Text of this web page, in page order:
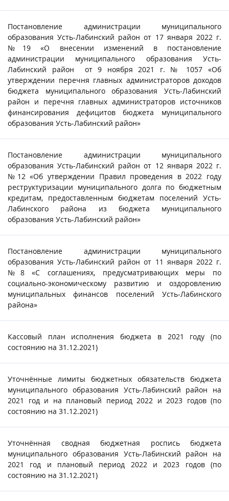
Постановление администрации муниципального
образования Усть-Лабинский район от 17 января 2022 г.
№19 «О внесении изменений в постановление
администрации муниципального образования Усть-
Лабинский район от 9 ноября 2021 г. № 1057 «Об
утверждении перечня главных администраторов доходов
бюджета муниципального образования Усть-Лабинский
район и перечня главных администраторов источников
финансирования дефицитов бюджета муниципального
образования Усть-Лабинский район»
Постановление администрации муниципального
образования Усть-Лабинский район от 12 января 2022 г.
№12 «Об утверждении Правил проведения в 2022 году
реструктуризации муниципального долга по бюджетным
кредитам, предоставленным бюджетам поселений Усть-
Лабинского района из бюджета муниципального
образования Усть-Лабинский район»
Постановление администрации муниципального
образования Усть-Лабинский район от 11 января 2022 г.
№8 «С соглашениях, предусматривающих меры по
социально-экономическому развитию и оздоровлению
муниципальных финансов поселений Усть-Лабинского
района»
Кассовый план исполнения бюджета в 2021 году (по
состоянию на 31.12.2021)
Уточнённые лимиты бюджетных обязательств бюджета
муниципального образования Усть-Лабинский район на
2021 год и на плановый период 2022 и 2023 годов (по
состоянию на 31.12.2021)
Уточнённая сводная бюджетная роспись бюджета
муниципального образования Усть-Лабинский район на
2021 год и плановый период 2022 и 2023 годов (по
состоянию на 31.12.2021)